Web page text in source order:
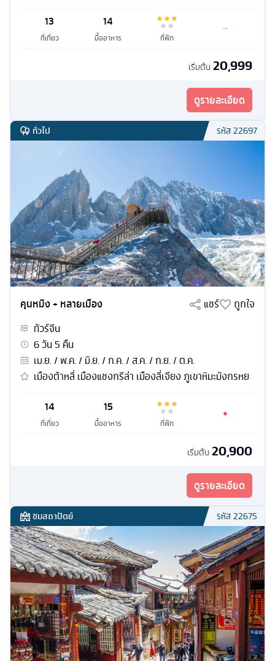
13
ที่เที่ยว
14
มื้ออาหาร ที่พัก
เริ่มต้น 20,999
ดูรายละเอียด
ทั่วไป รหัส22697
คุนหมิง + หลายเมือง แชร์
ถูกใจ
ทัวร์จีน
6วัน5 คืน
เม.ย. / พ.ค. / มิ.ย. / ก.ค. / ส.ค. / ก.ย. / ต.ค.
เมืองต้าหลี่ เมืองแชงกรีล่า เมืองลี่เจียง ภูเขาหิมะมังกรหย
14
ที่เที่ยว
15
มื้ออาหาร ที่พัก
เริ่มต้น 20,900
ดูรายละเอียด
ชมสถาปัตย์ รหัส22675